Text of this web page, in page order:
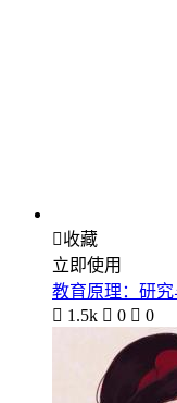
收藏
立即使用
教育原理：研
 1.5k  0  0